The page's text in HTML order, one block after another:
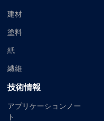
建材
塗料
紙
繊維
技術情報
アプリケーションノー
ト